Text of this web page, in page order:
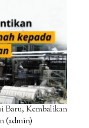
Baru, Kembalikan
(admin)